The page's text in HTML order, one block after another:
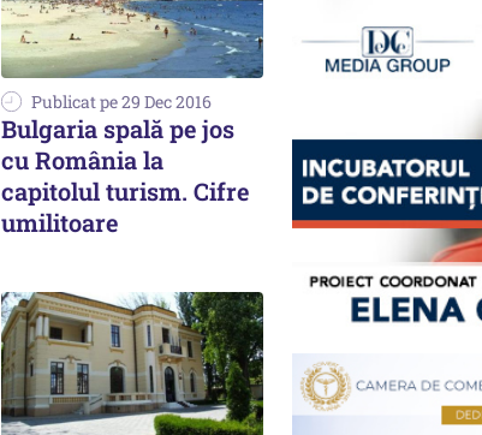
Publicat pe 29 Dec 2016
Bulgaria spală pe jos
cu România la
capitolul turism. Cifre
umilitoare